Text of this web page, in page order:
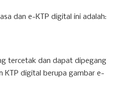
dan e-KTP digital ini adalah:
tercetak dan dapat dipegang
KTP digital berupa gambar e-